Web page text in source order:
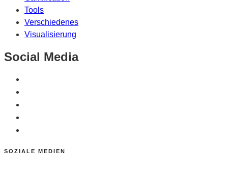
Tools
Verschiedenes
Visualisierung
Social Media
SOZIALE MEDIEN